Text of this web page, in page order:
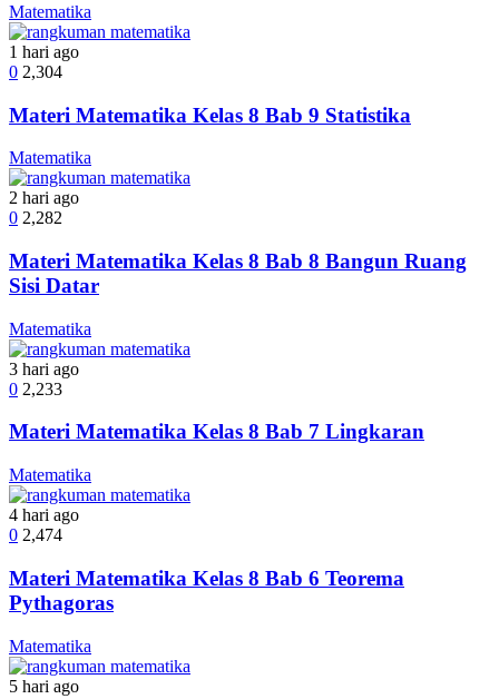
Matematika
1 hari ago
0 2,304
Materi Matematika Kelas 8 Bab 9 Statistika
Matematika
2 hari ago
0 2,282
Materi Matematika Kelas 8 Bab 8 Bangun Ruang
Sisi Datar
Matematika
3 hari ago
0 2,233
Materi Matematika Kelas 8 Bab 7 Lingkaran
Matematika
4 hari ago
0 2,474
Materi Matematika Kelas 8 Bab 6 Teorema
Pythagoras
Matematika
5 hari ago